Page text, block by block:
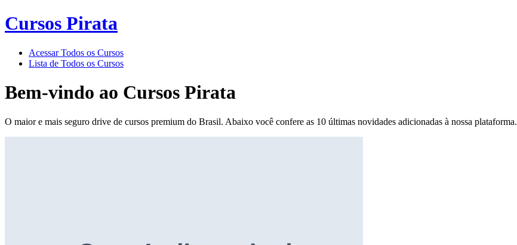
Cursos Pirata
Acessar Todos os Cursos
Lista de Todos os Cursos
Bem-vindo ao Cursos Pirata
O maior e mais seguro drive de cursos premium do Brasil. Abaixo você confere as 10 últimas novidades adicionadas à nossa plataforma.